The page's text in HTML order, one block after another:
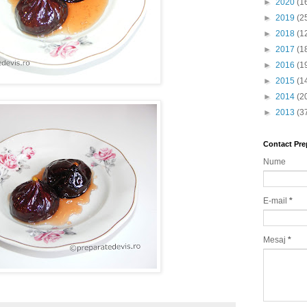
► 2020
► 2019
► 2018
► 2017
► 2016
► 2015
► 2014
► 2013
Contact
Nume
E-mail *
Mesaj *